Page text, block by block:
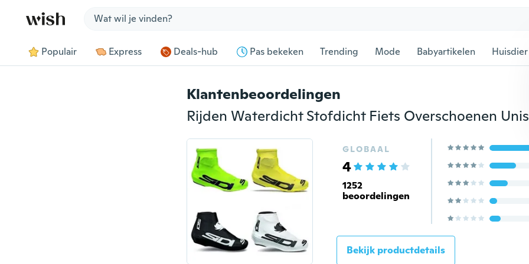
Populair Express Deals-hub Pas bekeken Trending Mode Babyartikelen
Klantenbeoordelingen
GLOBAAL
4
1252
beoordelingen
Bekijk productdetails